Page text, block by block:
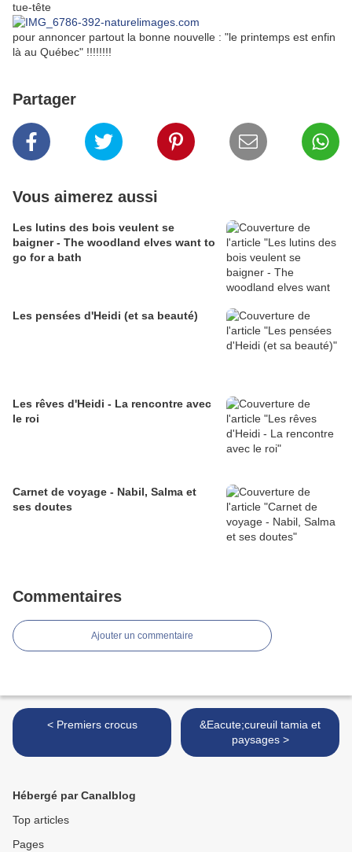
tue-tête
pour annoncer partout la bonne nouvelle : "le printemps est enfin
là au Québec" !!!!!!!!
Partager
Vous aimerez aussi
Les lutins des bois veulent se
baigner - The woodland elves want to
go for a bath
Les pensées d'Heidi (et sa beauté)
Les rêves d'Heidi - La rencontre avec
le roi
Carnet de voyage - Nabil, Salma et
ses doutes
Commentaires
Ajouter un commentaire
< Premiers crocus
&Eacute;cureuil tamia et
paysages >
Hébergé par Canalblog
Top articles
Pages